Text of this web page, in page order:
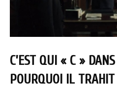
C’EST QUI « C »
POURQUOI IL